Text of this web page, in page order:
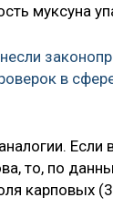
муксуна
в
то, по
карповых